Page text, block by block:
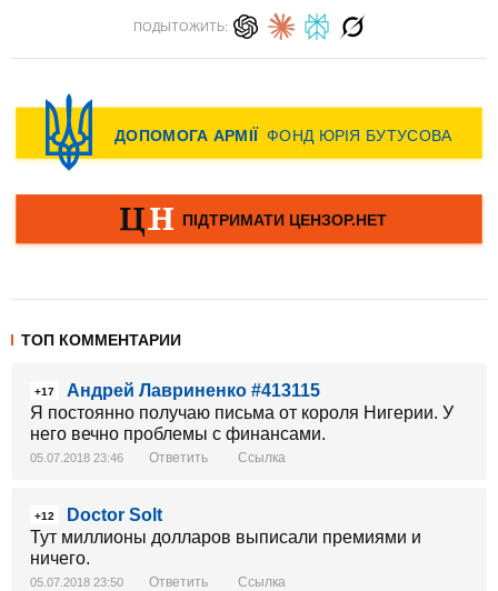
ПОДЫТОЖИТЬ:
ТОП КОММЕНТАРИИ
+17
Андрей Лавриненко #413115
Я постоянно получаю письма от короля Нигерии. У
него вечно проблемы с финансами.
05.07.2018 23:46 Ответить Ссылка
+12
Doctor Solt
Тут миллионы долларов выписали премиями и
ничего.
05.07.2018 23:50 Ответить Ссылка